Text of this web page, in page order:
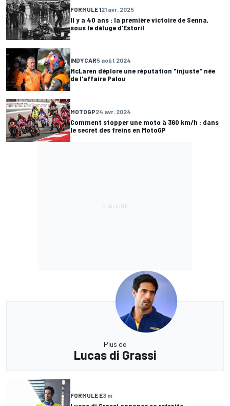
FORMULE 121 avr. 2025
Il y a 40 ans : la première victoire de Senna,
sous le déluge d'Estoril
INDYCAR5 août 2024
McLaren déplore une réputation "injuste" née
de l'affaire Palou
MOTOGP24 avr. 2024
Comment stopper une moto à 360 km/h : dans
le secret des freins en MotoGP
Plus de
Lucas di Grassi
FORMULE E3 m